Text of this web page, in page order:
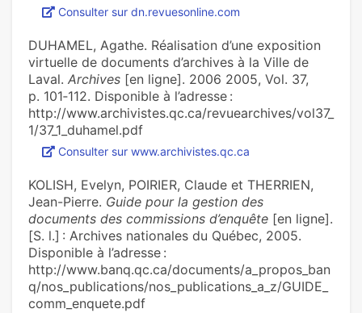
Consulter sur dn.revuesonline.com
DUHAMEL, Agathe. Réalisation d’une exposition
virtuelle de documents d’archives à la Ville de
Laval. Archives [en ligne]. 2006 2005, Vol. 37,
p. 101‑112. Disponible à l’adresse :
http://www.archivistes.qc.ca/revuearchives/vol37_
1/37_1_duhamel.pdf
Consulter sur www.archivistes.qc.ca
KOLISH, Evelyn, POIRIER, Claude et THERRIEN,
Jean-Pierre. Guide pour la gestion des
documents des commissions d’enquête [en ligne].
[S. l.] : Archives nationales du Québec, 2005.
Disponible à l’adresse :
http://www.banq.qc.ca/documents/a_propos_ban
q/nos_publications/nos_publications_a_z/GUIDE_
comm_enquete.pdf